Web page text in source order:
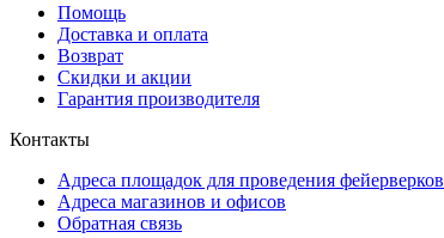
Помощь
Доставка и оплата
Возврат
Скидки и акции
Гарантия производителя
Контакты
Адреса площадок для проведения фейерверков
Адреса магазинов и офисов
Обратная связь